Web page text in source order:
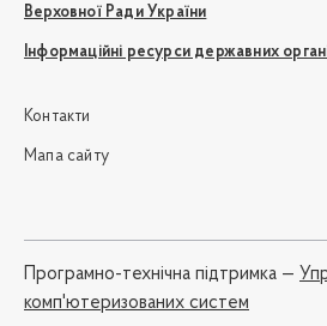
Верховної Ради України
Інформаційні ресурси державних
Контакти
Мапа сайту
Програмно-технічна підтримка —
комп'ютеризованих систем